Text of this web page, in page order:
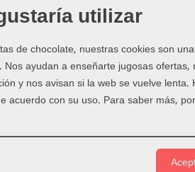
reguladores, anillas y
el cuerpo y añade margen para
especialmente si el bolso o la mochila
, completa tu proyecto enTodo
utilizar
de chocolate, nuestras cookies son
ayudan a enseñarte jugosas ofertas,
y nos avisan si la web se vuelve lenta.
acuerdo con su uso. Para saber más,